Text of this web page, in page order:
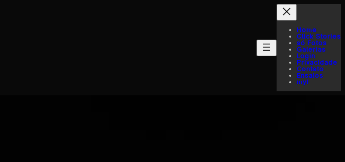
Home
Click Stories
só Fotos
Galerias
Login
Privacidade
Contato
Ensaios
myI